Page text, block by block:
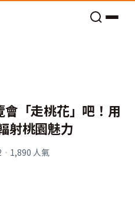
「走桃花」吧！用
射桃園魅力
· 1,890 人氣